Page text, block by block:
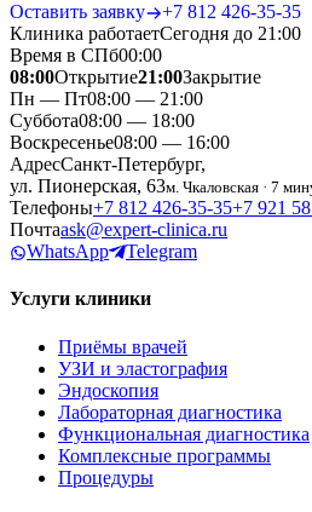
Оставить заявку
+7 812 426‑35‑35
Клиника работаетСегодня до 21:00
Время в СПб00:00
08:00Открытие21:00Закрытие
Пн — Пт08:00 — 21:00
Суббота08:00 — 18:00
Воскресенье08:00 — 16:00
АдресСанкт-Петербург,
ул. Пионерская, 63м. Чкаловская · 7
Телефоны+7 812 426‑35‑35+7 921
Почтаask@expert-clinica.ru
WhatsApp
Telegram
Услуги клиники
Приёмы врачей
УЗИ и эластография
Эндоскопия
Лабораторная диагностика
Функциональная диагностика
Комплексные программы
Процедуры